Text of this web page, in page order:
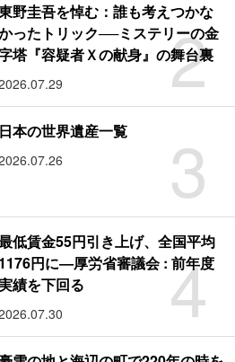
2
野圭吾を悼む：誰も考えつかな
ったトリック──ミステリーの金
塔『容疑者Ｘの献身』の舞台裏
3
日本の世界遺産一覧
4
低賃金55円引き上げ、全国平均
1176円に―厚労省審議会 : 前年度
績を下回る